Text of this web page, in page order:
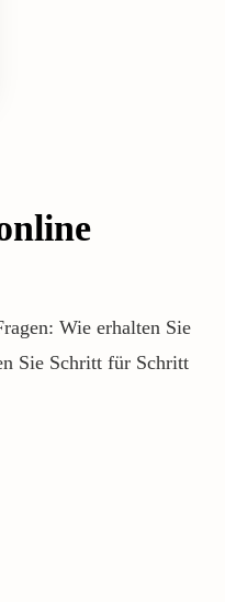
Wie erhalten Sie
Sie Schritt für Schritt